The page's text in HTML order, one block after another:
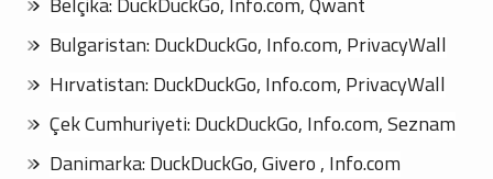
Bulgaristan: DuckDuckGo, Info.com, PrivacyWall
Hırvatistan: DuckDuckGo, Info.com, PrivacyWall
Çek Cumhuriyeti: DuckDuckGo, Info.com, Seznam
Danimarka: DuckDuckGo, Givero , Info.com